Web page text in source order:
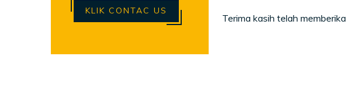
Terima kasih telah
KLIK CONTAC US